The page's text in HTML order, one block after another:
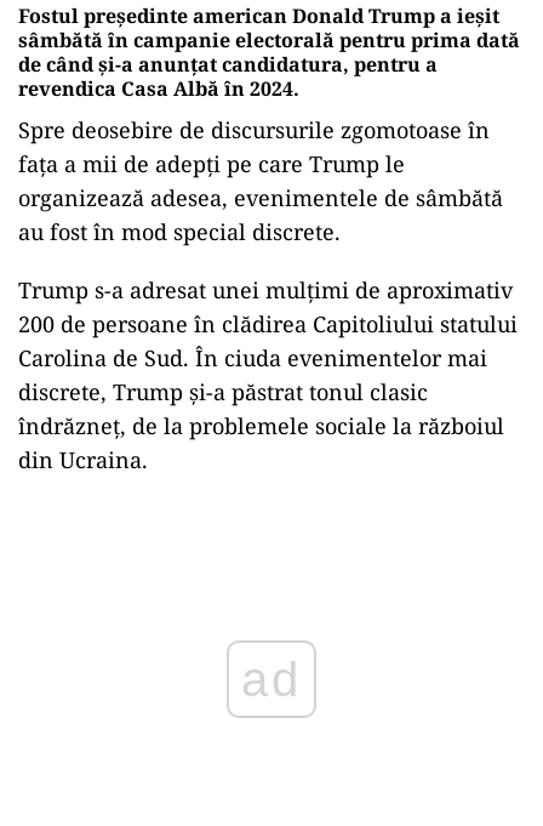
Fostul președinte american Donald Trump a ieșit
sâmbătă în campanie electorală pentru prima dată
de când și-a anunțat candidatura, pentru a
revendica Casa Albă în 2024.
Spre deosebire de discursurile zgomotoase în
fața a mii de adepți pe care Trump le
organizează adesea, evenimentele de sâmbătă
au fost în mod special discrete.
Trump s-a adresat unei mulțimi de aproximativ
200 de persoane în clădirea Capitoliului statului
Carolina de Sud. În ciuda evenimentelor mai
discrete, Trump și-a păstrat tonul clasic
îndrăzneț, de la problemele sociale la războiul
din Ucraina.